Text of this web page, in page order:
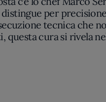
per
tecnica che
questa cura si rivela
tra preparazioni